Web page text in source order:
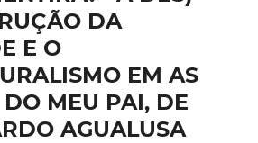
DA
E O
EM AS
DO MEU PAI, DE
AGUALUSA